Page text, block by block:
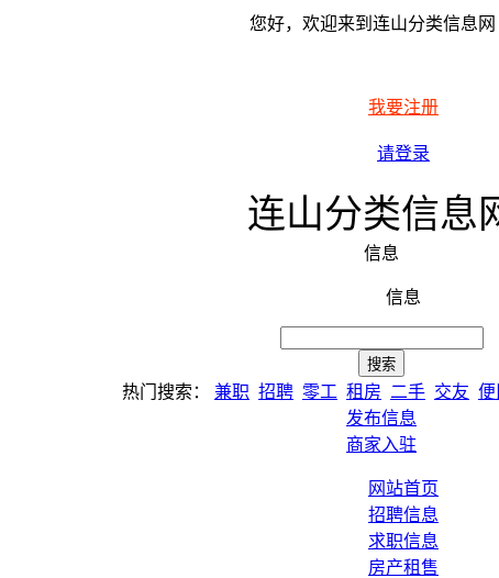
您好，欢迎来到连山分类信息网
我要注册
请登录
连山分类信息
信息
信息
热门搜索： 兼职 招聘 零工 租房 二手 交友 便
发布信息
商家入驻
网站首页
招聘信息
求职信息
房产租售